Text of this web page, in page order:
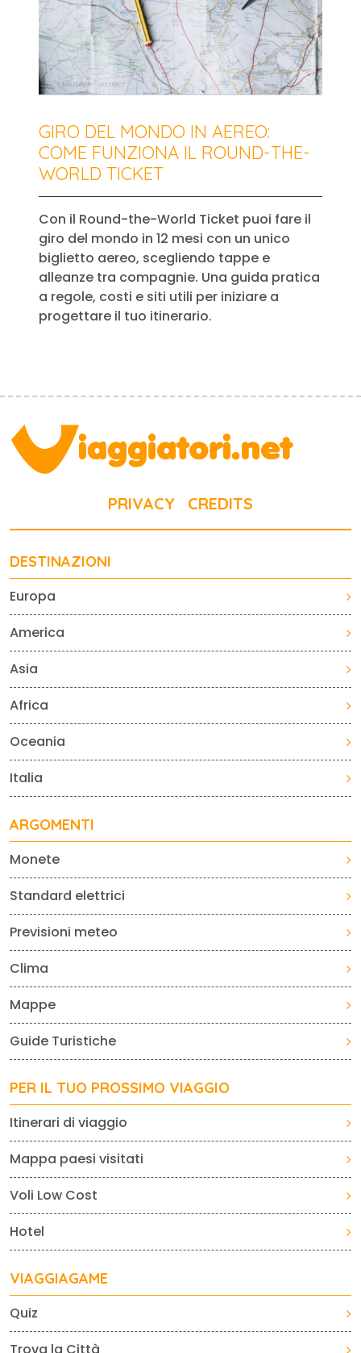
GIRO DEL MONDO IN AEREO:
COME FUNZIONA IL ROUND-THE-
WORLD TICKET
Con il Round-the-World Ticket puoi fare il
giro del mondo in 12 mesi con un unico
biglietto aereo, scegliendo tappe e
alleanze tra compagnie. Una guida pratica
a regole, costi e siti utili per iniziare a
progettare il tuo itinerario.
PRIVACY CREDITS
DESTINAZIONI
Europa
America
Asia
Africa
Oceania
Italia
ARGOMENTI
Monete
Standard elettrici
Previsioni meteo
Clima
Mappe
Guide Turistiche
PER IL TUO PROSSIMO VIAGGIO
Itinerari di viaggio
Mappa paesi visitati
Voli Low Cost
Hotel
VIAGGIAGAME
Quiz